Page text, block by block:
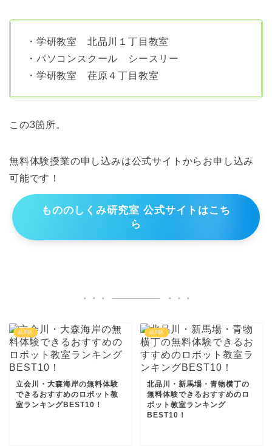
・学研教室 北品川１丁目教室
・パソコンスクール シースリー
・学研教室 荏原４丁目教室
この3箇所。
無料体験授業の申し込みは公式サイトからお申し込み
可能です！
もののしくみ研究室 公式サイトはこち
ら
品川区
立会川・大森海岸の無料体験
できるおすすめのロボット教
室ランキングBEST10！
品川区
北品川・新馬場・青物横丁の
無料体験できるおすすめのロ
ボット教室ランキング
BEST10！